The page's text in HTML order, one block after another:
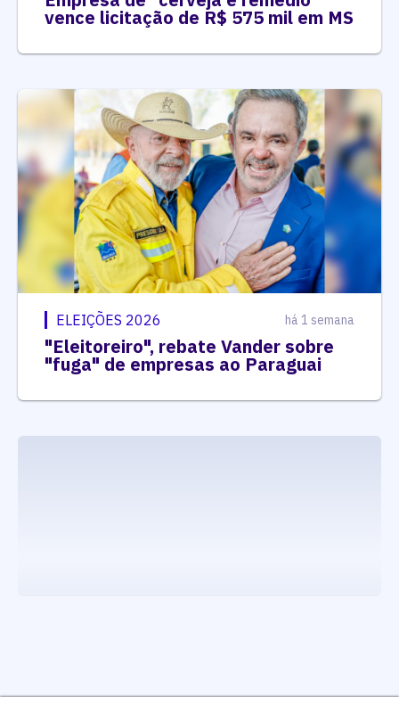
vence licitação de R$ 575 mil em MS
ELEIÇÕES 2026 há 1 semana
"Eleitoreiro", rebate Vander sobre
"fuga" de empresas ao Paraguai